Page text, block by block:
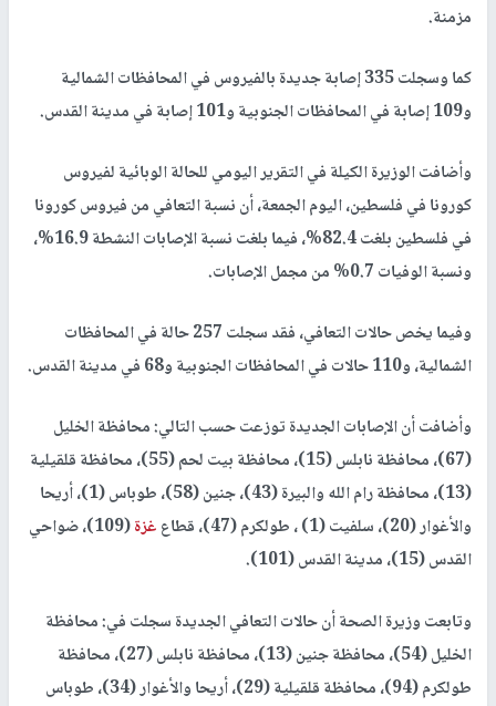
مزمنة.
كما وسجلت 335 إصابة جديدة بالفيروس في المحافظات الشمالية
و109 إصابة في المحافظات الجنوبية و101 إصابة في مدينة القدس.
وأضافت الوزيرة الكيلة في التقرير اليومي للحالة الوبائية لفيروس
كورونا في فلسطين، اليوم الجمعة، أن نسبة التعافي من فيروس كورونا
في فلسطين بلغت 82.4%، فيما بلغت نسبة الإصابات النشطة 16.9%،
ونسبة الوفيات 0.7% من مجمل الإصابات.
وفيما يخص حالات التعافي، فقد سجلت 257 حالة في المحافظات
الشمالية، و110 حالات في المحافظات الجنوبية و68 في مدينة القدس.
وأضافت أن الإصابات الجديدة توزعت حسب التالي: محافظة الخليل
(67)، محافظة نابلس (15)، محافظة بيت لحم (55)، محافظة قلقيلية
(13)، محافظة رام الله والبيرة (43)، جنين (58)، طوباس (1)، أريحا
والأغوار (20)، سلفيت (1) ، طولكرم (47)، قطاع
غزة
(109)، ضواحي
القدس (15)، مدينة القدس (101).
وتابعت وزيرة الصحة أن حالات التعافي الجديدة سجلت في: محافظة
الخليل (54)، محافظة جنين (13)، محافظة نابلس (27)، محافظة
طولكرم (94)، محافظة قلقيلية (29)، أريحا والأغوار (34)، طوباس